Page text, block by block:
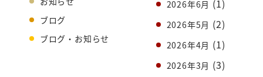
ブログ
ブログ・お知らせ
2026年6月 (1)
2026年5月 (2)
2026年4月 (1)
2026年3月 (3)